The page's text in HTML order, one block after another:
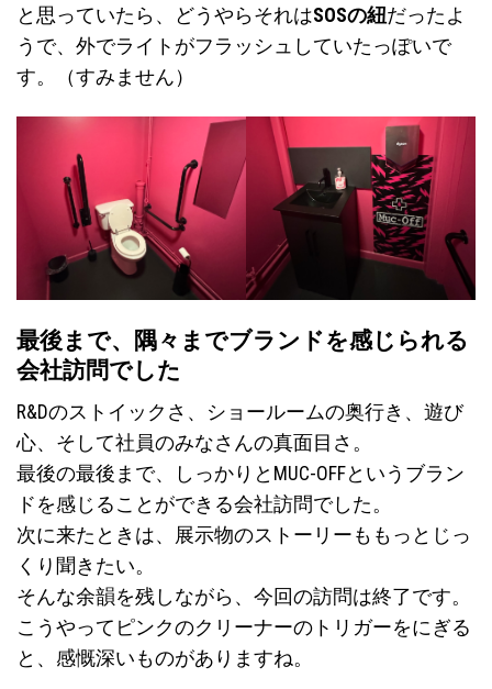
と思っていたら、どうやらそれはSOSの紐だったよ
うで、外でライトがフラッシュしていたっぽいで
す。（すみません）
最後まで、隅々までブランドを感じられる
会社訪問でした
R&Dのストイックさ、ショールームの奥行き、遊び
心、そして社員のみなさんの真面目さ。
最後の最後まで、しっかりとMUC-OFFというブラン
ドを感じることができる会社訪問でした。
次に来たときは、展示物のストーリーももっとじっ
くり聞きたい。
そんな余韻を残しながら、今回の訪問は終了です。
こうやってピンクのクリーナーのトリガーをにぎる
と、感慨深いものがありますね。